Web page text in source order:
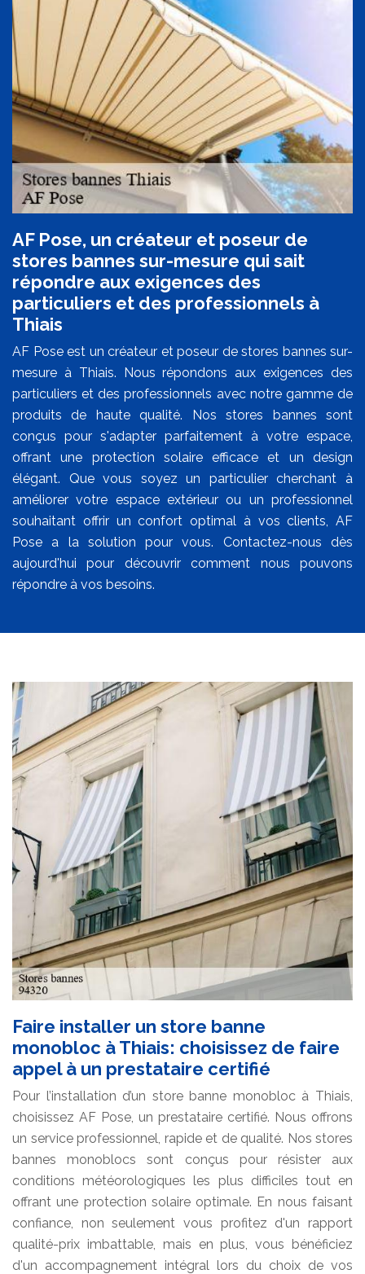
AF Pose, un créateur et poseur de
stores bannes sur-mesure qui sait
répondre aux exigences des
particuliers et des professionnels à
Thiais
AF Pose est un créateur et poseur de stores bannes sur-
mesure à Thiais. Nous répondons aux exigences des
particuliers et des professionnels avec notre gamme de
produits de haute qualité. Nos stores bannes sont
conçus pour s'adapter parfaitement à votre espace,
offrant une protection solaire efficace et un design
élégant. Que vous soyez un particulier cherchant à
améliorer votre espace extérieur ou un professionnel
souhaitant offrir un confort optimal à vos clients, AF
Pose a la solution pour vous. Contactez-nous dès
aujourd'hui pour découvrir comment nous pouvons
répondre à vos besoins.
Faire installer un store banne
monobloc à Thiais: choisissez de faire
appel à un prestataire certifié
Pour l’installation d’un store banne monobloc à Thiais,
choisissez AF Pose, un prestataire certifié. Nous offrons
un service professionnel, rapide et de qualité. Nos stores
bannes monoblocs sont conçus pour résister aux
conditions météorologiques les plus difficiles tout en
offrant une protection solaire optimale. En nous faisant
confiance, non seulement vous profitez d'un rapport
qualité-prix imbattable, mais en plus, vous bénéficiez
d'un accompagnement intégral lors du choix de vos